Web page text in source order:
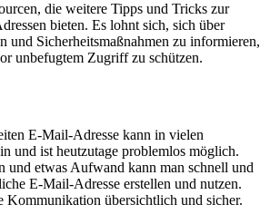
die weitere Tipps und Tricks zur
bieten. Es lohnt sich, sich über
und Sicherheitsmaßnahmen zu informieren,
unbefugtem Zugriff zu schützen.
E-Mail-Adresse kann in vielen
und ist heutzutage problemlos möglich.
und etwas Aufwand kann man schnell und
E-Mail-Adresse erstellen und nutzen.
Kommunikation übersichtlich und sicher.